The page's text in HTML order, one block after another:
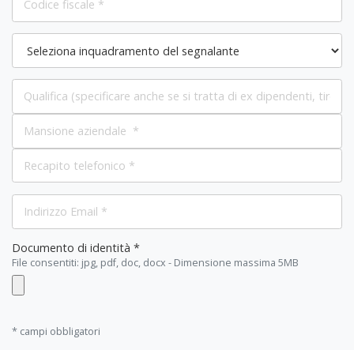
Documento di identità *
File consentiti: jpg, pdf, doc, docx - Dimensione massima 5MB
* campi obbligatori